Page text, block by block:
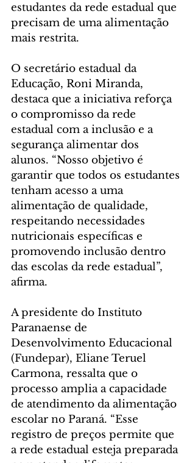
estudantes da rede estadual que
precisam de uma alimentação
mais restrita.
O secretário estadual da
Educação, Roni Miranda,
destaca que a iniciativa reforça
o compromisso da rede
estadual com a inclusão e a
segurança alimentar dos
alunos. “Nosso objetivo é
garantir que todos os estudantes
tenham acesso a uma
alimentação de qualidade,
respeitando necessidades
nutricionais específicas e
promovendo inclusão dentro
das escolas da rede estadual”,
afirma.
A presidente do Instituto
Paranaense de
Desenvolvimento Educacional
(Fundepar), Eliane Teruel
Carmona, ressalta que o
processo amplia a capacidade
de atendimento da alimentação
escolar no Paraná. “Esse
registro de preços permite que
a rede estadual esteja preparada